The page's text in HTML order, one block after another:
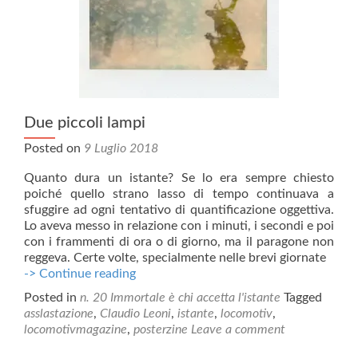
Due piccoli lampi
Posted on 9 Luglio 2018
Quanto dura un istante? Se lo era sempre chiesto
poiché quello strano lasso di tempo continuava a
sfuggire ad ogni tentativo di quantificazione oggettiva.
Lo aveva messo in relazione con i minuti, i secondi e poi
con i frammenti di ora o di giorno, ma il paragone non
reggeva. Certe volte, specialmente nelle brevi giornate
-> Continue readingDue
lampi
Posted in n. 20 Immortale è chi accetta l'istante Tagged
asslastazione, Claudio Leoni, istante, locomotiv,
locomotivmagazine, posterzine Leave a comment